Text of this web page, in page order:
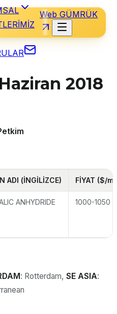
Web GÜMRÜK
2018
ADI (İNGİLİZCE) FİYAT ($/
ANHYDRIDE 1000-1050
: Rotterdam, SE ASIA: